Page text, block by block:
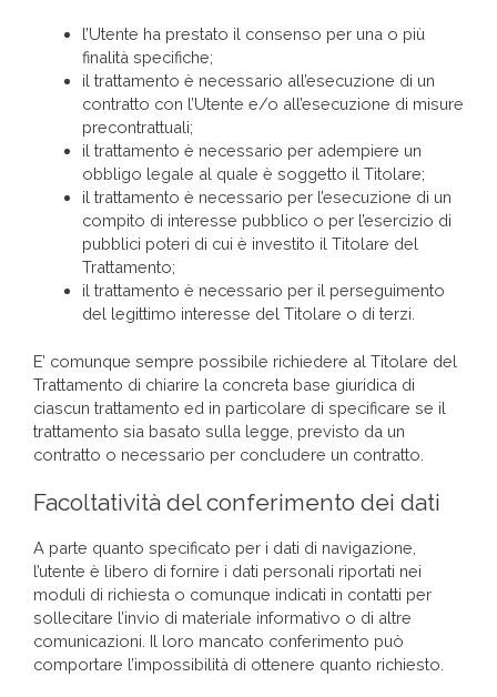
l’Utente ha prestato il consenso per una o più
finalità specifiche;
il trattamento è necessario all’esecuzione di un
contratto con l’Utente e/o all’esecuzione di misure
precontrattuali;
il trattamento è necessario per adempiere un
obbligo legale al quale è soggetto il Titolare;
il trattamento è necessario per l’esecuzione di un
compito di interesse pubblico o per l’esercizio di
pubblici poteri di cui è investito il Titolare del
Trattamento;
il trattamento è necessario per il perseguimento
del legittimo interesse del Titolare o di terzi.
E’ comunque sempre possibile richiedere al Titolare del
Trattamento di chiarire la concreta base giuridica di
ciascun trattamento ed in particolare di specificare se il
trattamento sia basato sulla legge, previsto da un
contratto o necessario per concludere un contratto.
Facoltatività del conferimento dei dati
A parte quanto specificato per i dati di navigazione,
l’utente è libero di fornire i dati personali riportati nei
moduli di richiesta o comunque indicati in contatti per
sollecitare l’invio di materiale informativo o di altre
comunicazioni. Il loro mancato conferimento può
comportare l’impossibilità di ottenere quanto richiesto.